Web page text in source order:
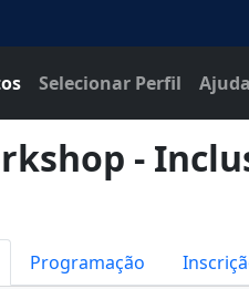
Selecionar Perfil Ajuda
-
Programação